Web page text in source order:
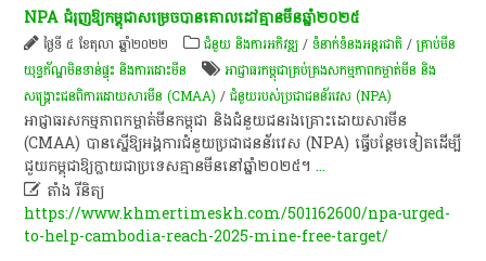
NPA​ ជំរុញ​ឱ្យ​កម្ពុជា​សម្រេច​បាន​គោលដៅ​គ្មាន​មីន​ឆ្នាំ​២០២៥
ថ្ងៃទី ៥ ខែតុលា ឆ្នាំ២០២២ ជំនួយ និងការអភិវឌ្ឍ /ទំនាក់ទំនងអន្តរជាតិ /គ្រាប់មីន
យុទ្ធភ័ណ្ឌមិនទាន់ផ្ទុះ និងការដោះមីន
អាជ្ញាធរ​កម្ពុជា​គ្រប់គ្រង​សកម្មភាព​កម្ចាត់​មីន និង​
សង្គ្រោះ​ជនពិការ​ដោយសារ​មីន (CMAA) /​ជំនួយ​របស់​ប្រជាជន​ន័​រវេ​ស​ (NPA)​
​អាជ្ញាធរ​សកម្មភាព​កម្ចាត់​មីន​កម្ពុជា​ និង​ជំនួយ​ជន​រង​គ្រោះ​ដោយសារ​មីន​
(CMAA)​ បាន​ស្នើ​ឱ្យ​អង្គការ​ជំនួយ​ប្រជាជន​ន័​រវេ​ស​ (NPA)​ ធ្វើ​បន្ថែម​ទៀត​ដើម្បី​
ជួយ​កម្ពុជា​ឱ្យ​ក្លាយជា​ប្រទេស​គ្មាន​មីន​នៅ​ឆ្នាំ​២០២៥​។​...
 តាំង រីនិត្យ
https://www.khmertimeskh.com/501162600/npa-urged-
to-help-cambodia-reach-2025-mine-free-target/